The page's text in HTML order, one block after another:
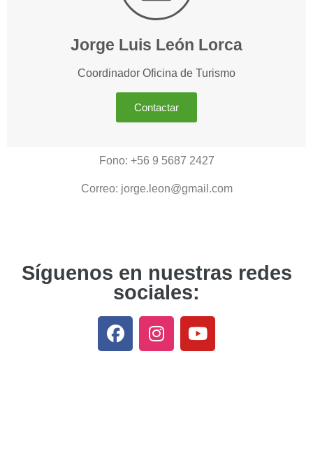
Jorge Luis León Lorca
Coordinador Oficina de Turismo
Contactar
Fono: +56 9 5687 2427
Correo: jorge.leon@gmail.com
Síguenos en nuestras redes
sociales: